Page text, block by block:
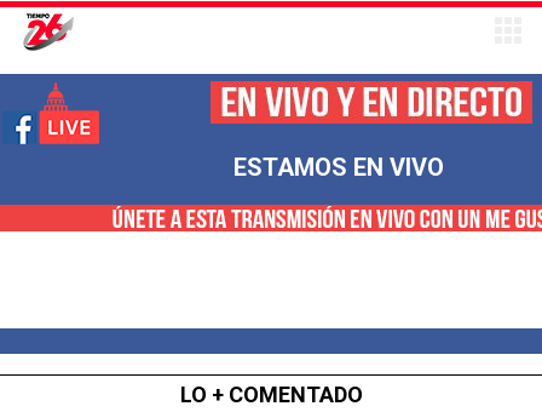
ESTAMOS EN VIVO
LO + COMENTADO